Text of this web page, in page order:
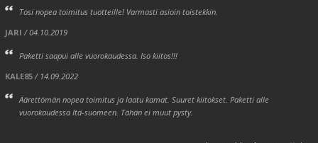
Tosi nopea toimitus tuotteille! Varmasti asioin toistekkin.
JARI / 04.10.2019
Paketti saapui alle vuorokaudessa. Iso kiitos!!!
KALE85/ 14.09.2022
Äärettömän nopea toimitus ja laatu kamat. Suuret kiitokset. Paketti alle
vuorokaudessa Itä-suomeen. Tähän ei muut pysty.